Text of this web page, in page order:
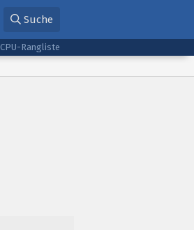
Suche
CPU-Rangliste